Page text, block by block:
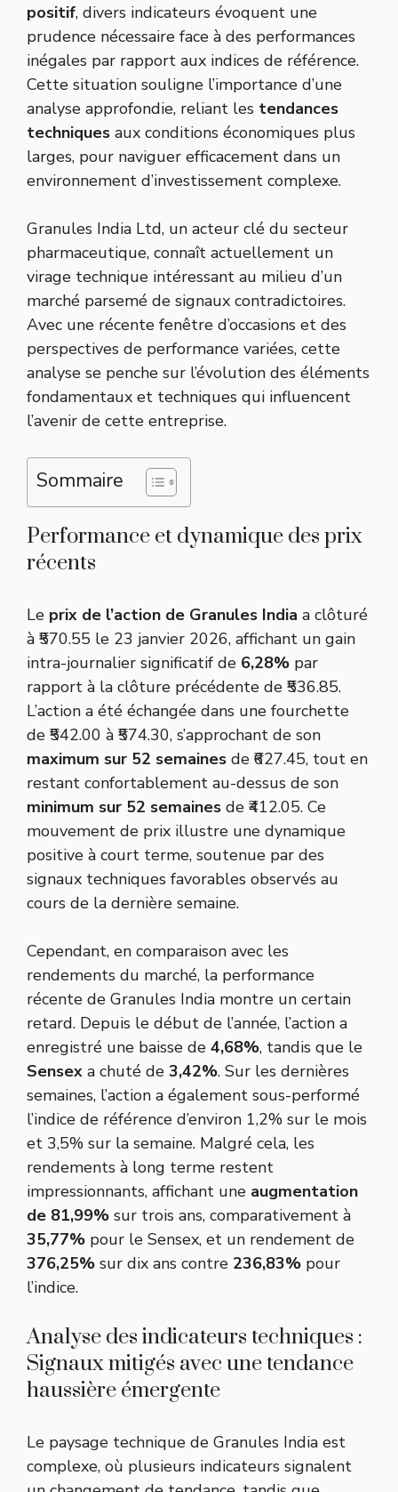
positif, divers indicateurs évoquent une
prudence nécessaire face à des performances
inégales par rapport aux indices de référence.
Cette situation souligne l’importance d’une
analyse approfondie, reliant les tendances
techniques aux conditions économiques plus
larges, pour naviguer efficacement dans un
environnement d’investissement complexe.
Granules India Ltd, un acteur clé du secteur
pharmaceutique, connaît actuellement un
virage technique intéressant au milieu d’un
marché parsemé de signaux contradictoires.
Avec une récente fenêtre d’occasions et des
perspectives de performance variées, cette
analyse se penche sur l’évolution des éléments
fondamentaux et techniques qui influencent
l’avenir de cette entreprise.
Sommaire
Performance et dynamique des prix
récents
Le prix de l’action de Granules India a clôturé
à ₹570.55 le 23 janvier 2026, affichant un gain
intra-journalier significatif de 6,28% par
rapport à la clôture précédente de ₹536.85.
L’action a été échangée dans une fourchette
de ₹542.00 à ₹574.30, s’approchant de son
maximum sur 52 semaines de ₹627.45, tout en
restant confortablement au-dessus de son
minimum sur 52 semaines de ₹412.05. Ce
mouvement de prix illustre une dynamique
positive à court terme, soutenue par des
signaux techniques favorables observés au
cours de la dernière semaine.
Cependant, en comparaison avec les
rendements du marché, la performance
récente de Granules India montre un certain
retard. Depuis le début de l’année, l’action a
enregistré une baisse de 4,68%, tandis que le
Sensex a chuté de 3,42%. Sur les dernières
semaines, l’action a également sous-performé
l’indice de référence d’environ 1,2% sur le mois
et 3,5% sur la semaine. Malgré cela, les
rendements à long terme restent
impressionnants, affichant une augmentation
de 81,99% sur trois ans, comparativement à
35,77% pour le Sensex, et un rendement de
376,25% sur dix ans contre 236,83% pour
l’indice.
Analyse des indicateurs techniques :
Signaux mitigés avec une tendance
haussière émergente
Le paysage technique de Granules India est
complexe, où plusieurs indicateurs signalent